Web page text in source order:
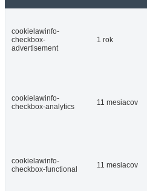
cookielawinfo-
checkbox-
advertisement
1 rok
cookielawinfo-
checkbox-analytics
11 mesiacov
cookielawinfo-
checkbox-functional
11 mesiacov